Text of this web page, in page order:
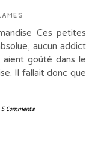
Ces petites
aucun addict
goûté dans le
Il fallait donc que
5 Comments